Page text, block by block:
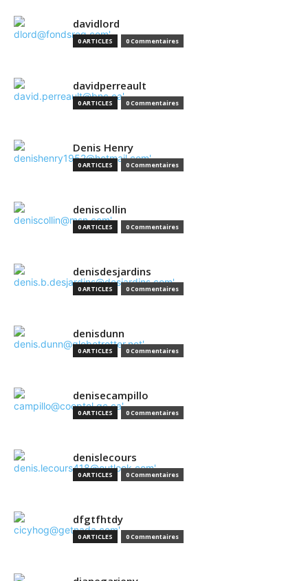
davidlord
0 ARTICLES 0 Commentaires
davidperreault
0 ARTICLES 0 Commentaires
Denis Henry
0 ARTICLES 0 Commentaires
deniscollin
0 ARTICLES 0 Commentaires
denisdesjardins
0 ARTICLES 0 Commentaires
denisdunn
0 ARTICLES 0 Commentaires
denisecampillo
0 ARTICLES 0 Commentaires
denislecours
0 ARTICLES 0 Commentaires
dfgtfhtdy
0 ARTICLES 0 Commentaires